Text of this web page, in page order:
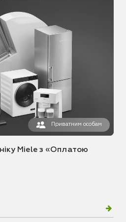
Приватним особам
Miele з «Оплатою